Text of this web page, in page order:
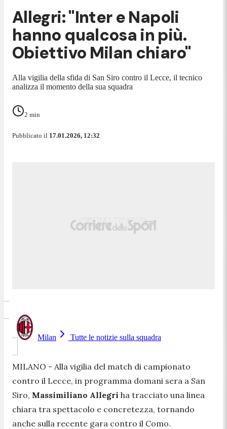
Allegri: "Inter e Napoli
hanno qualcosa in più.
Obiettivo Milan chiaro"
Alla vigilia della sfida di San Siro contro il Lecce, il tecnico
analizza il momento della sua squadra
2 min
Pubblicato il 17.01.2026, 12:32
Milan Tutte le notizie sulla squadra
MILANO - Alla vigilia del match di campionato
contro il Lecce, in programma domani sera a San
Siro, Massimiliano Allegri ha tracciato una linea
chiara tra spettacolo e concretezza, tornando
anche sulla recente gara contro il Como.